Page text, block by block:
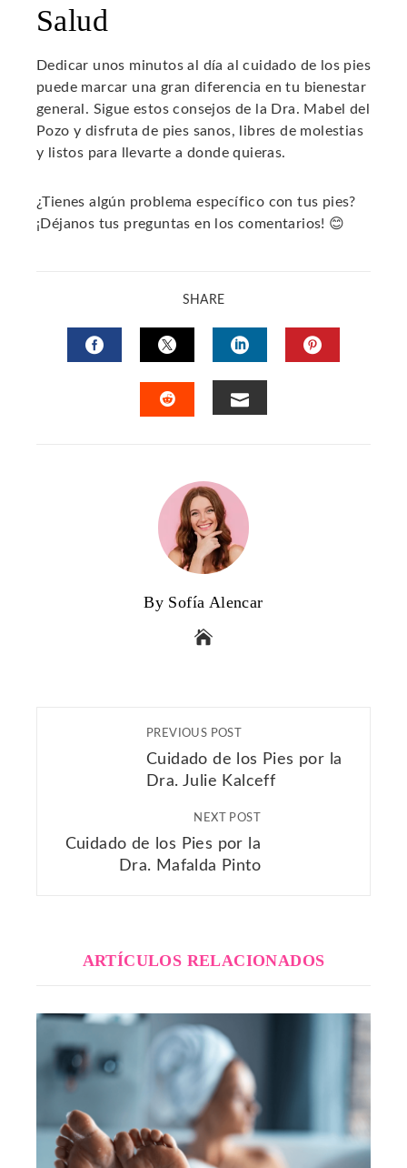
Salud
Dedicar unos minutos al día al cuidado de los pies
puede marcar una gran diferencia en tu bienestar
general. Sigue estos consejos de la Dra. Mabel del
Pozo y disfruta de pies sanos, libres de molestias
y listos para llevarte a donde quieras.
¿Tienes algún problema específico con tus pies?
¡Déjanos tus preguntas en los comentarios! 😊
SHARE
FACEBOOKTWITTERLINKEDIN
By Sofía Alencar
PREVIOUS POST
Cuidado de los Pies por la
Dra. Julie Kalceff
NEXT POST
Cuidado de los Pies por la
Dra. Mafalda Pinto
ARTÍCULOS RELACIONADOS